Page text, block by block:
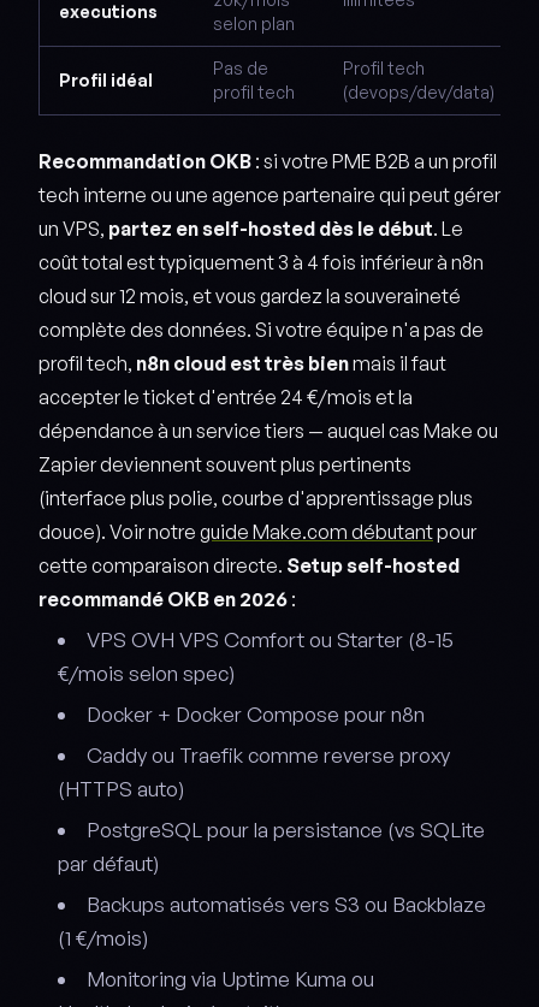
executions
selon plan
Profil idéal
Pas de
profil tech
Profil tech
(devops/dev/data)
Recommandation OKB : si votre PME B2B a un profil
tech interne ou une agence partenaire qui peut gérer
un VPS, partez en self-hosted dès le début. Le
coût total est typiquement 3 à 4 fois inférieur à n8n
cloud sur 12 mois, et vous gardez la souveraineté
complète des données. Si votre équipe n'a pas de
profil tech, n8n cloud est très bienmais il faut
accepter le ticket d'entrée 24 €/mois et la
dépendance à un service tiers — auquel cas Make ou
Zapier deviennent souvent plus pertinents
(interface plus polie, courbe d'apprentissage plus
douce). Voir notre guide Make.com débutantpour
cette comparaison directe. Setup self-hosted
recommandé OKB en 2026 :
VPS OVH VPS Comfort ou Starter (8-15
€/mois selon spec)
Docker + Docker Compose pour n8n
Caddy ou Traefik comme reverse proxy
(HTTPS auto)
PostgreSQL pour la persistance (vs SQLite
par défaut)
Backups automatisés vers S3 ou Backblaze
(1 €/mois)
Monitoring via Uptime Kuma ou